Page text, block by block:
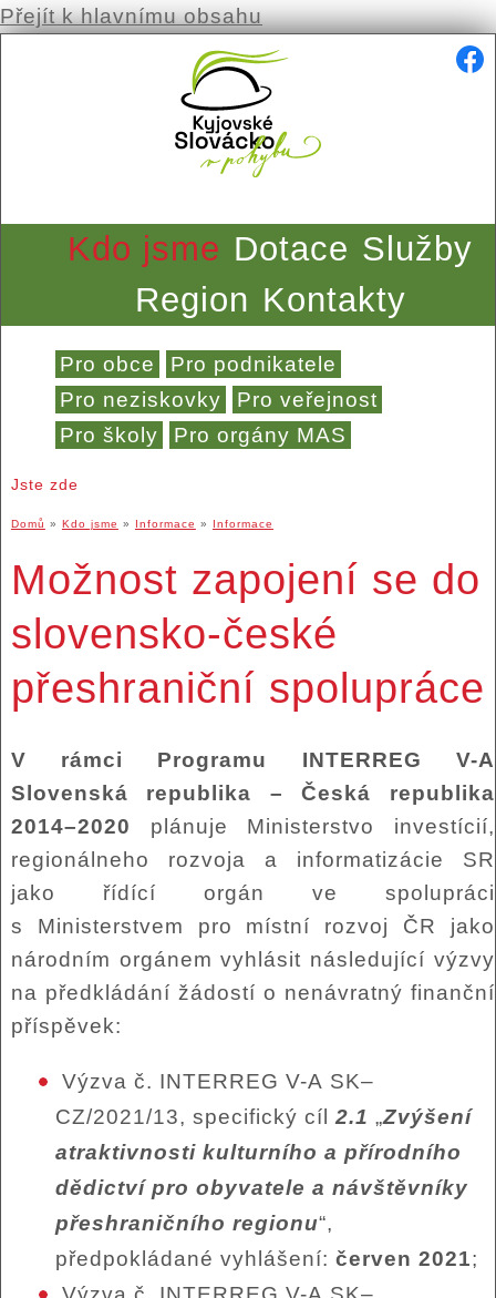
Přejít k hlavnímu obsahu
Kdo jsme Dotace Služby
Region Kontakty
Pro obce
Pro podnikatele
Pro neziskovky
Pro veřejnost
Pro školy
Pro orgány MAS
Jste zde
Domů » Kdo jsme » Informace » Informace
Možnost zapojení se do
slovensko-české
přeshraniční spolupráce
V rámci Programu INTERREG V-A
Slovenská republika – Česká republika
2014–2020 plánuje Ministerstvo investícií,
regionálneho rozvoja a informatizácie SR
jako řídící orgán ve spolupráci
s Ministerstvem pro místní rozvoj ČR jako
národním orgánem vyhlásit následující výzvy
na předkládání žádostí o nenávratný finanční
příspěvek:
Výzva č. INTERREG V-A SK–
CZ/2021/13, specifický cíl 2.1 „Zvýšení
atraktivnosti kulturního a přírodního
dědictví pro obyvatele a návštěvníky
přeshraničního regionu“,
předpokládané vyhlášení: červen 2021;